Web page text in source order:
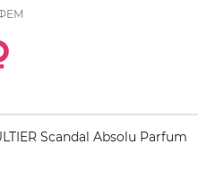
Scandal Absolu Parfum